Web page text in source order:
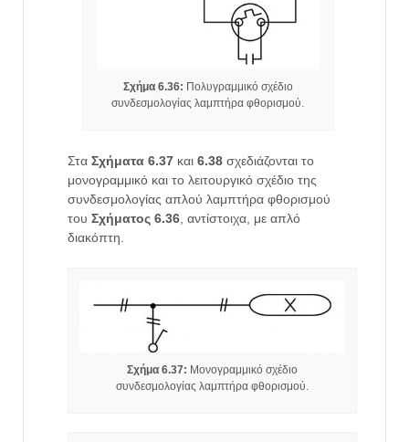
Σχήμα 6.36: Πολυγραμμικό σχέδιο
συνδεσμολογίας λαμπτήρα φθορισμού.
Στα Σχήματα 6.37 και 6.38 σχεδιάζονται το
μονογραμμικό και το λειτουργικό σχέδιο της
συνδεσμολογίας απλού λαμπτήρα φθορισμού
του Σχήματος 6.36 , αντίστοιχα, με απλό
διακόπτη.
Σχήμα 6.37: Μονογραμμικό σχέδιο
συνδεσμολογίας λαμπτήρα φθορισμού.